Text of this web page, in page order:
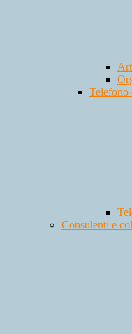
Telefono
Consulenti e